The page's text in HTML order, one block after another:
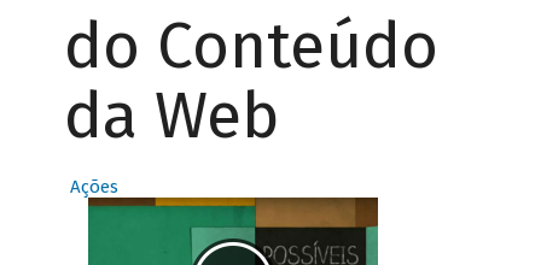
do Conteúdo
da Web
Ações